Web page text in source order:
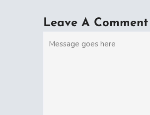
Leave A Comment